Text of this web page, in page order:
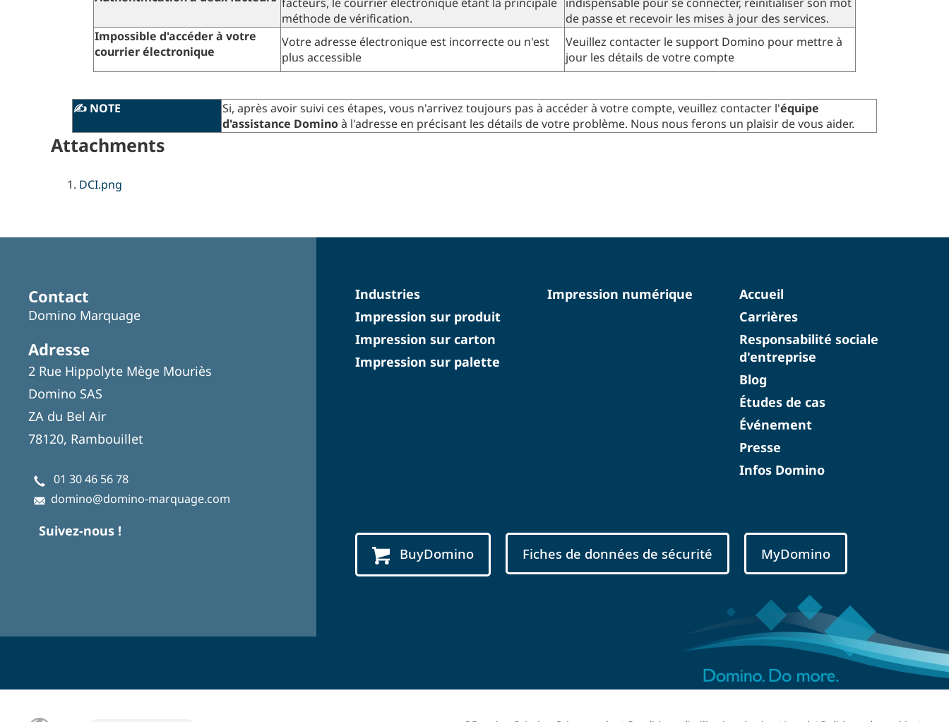
facteurs, le courrier électronique étant la principale
méthode de vérification.
indispensable pour se connecter, réinitialiser son mot
de passe et recevoir les mises à jour des services.
Impossible d'accéder à votre
courrier électronique
Votre adresse électronique est incorrecte ou n'est
plus accessible
Veuillez contacter le support Domino pour mettre à
jour les détails de votre compte
✍️ NOTE Si, après avoir suivi ces étapes, vous n'arrivez toujours pas à accéder à votre compte, veuillez contacter l'équipe
d'assistance Dominoà l'adresse en précisant les détails de votre problème. Nous nous ferons un plaisir de vous aider.
Attachments
DCI.png
Contact
Domino Marquage
Adresse
2 Rue Hippolyte Mège Mouriès
Domino SAS
ZA du Bel Air
78120, Rambouillet
01 30 46 56 78
domino@domino-marquage.com
Suivez-nous !
Industries
Impression sur produit
Impression sur carton
Impression sur palette
Impression numérique
Accueil
Carrières
Responsabilité sociale
d'entreprise
Blog
Études de cas
Événement
Presse
Infos Domino
BuyDomino Fiches de données de sécurité MyDomino